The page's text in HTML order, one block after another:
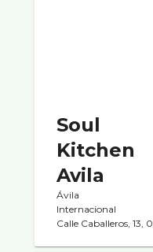
Soul
Kitchen
Avila
Ávila
Internacional
Calle Caballeros, 13,